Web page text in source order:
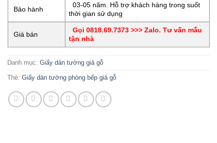
Bảo hành
03-05 năm. Hỗ trợ khách hàng trong suốt
thời gian sử dụng
Giá bán
Gọi 0818.69.7373 >>> Zalo. Tư vấn mẫu
tận nhà
Danh mục: Giấy dán tường giả gỗ
Thẻ: Giấy dán tường phòng bếp giả gỗ